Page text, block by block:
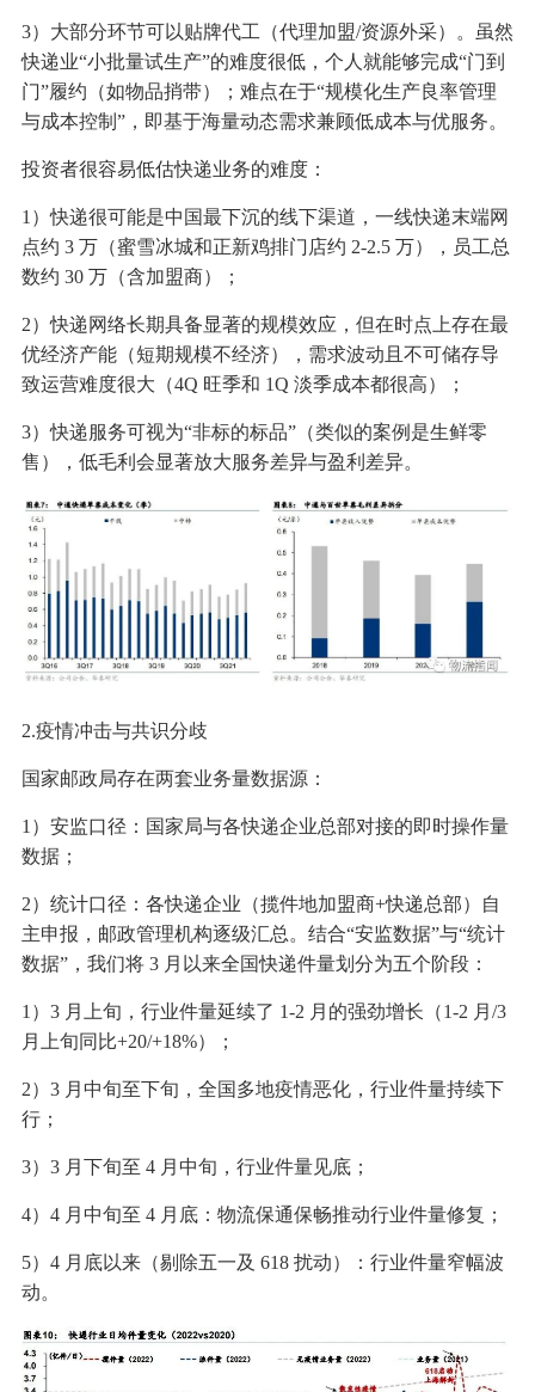
3）大部分环节可以贴牌代工（代理加盟/资源外采）。虽然
快递业“小批量试生产”的难度很低，个人就能够完成“门到
门”履约（如物品捎带）；难点在于“规模化生产良率管理
与成本控制”，即基于海量动态需求兼顾低成本与优服务。
投资者很容易低估快递业务的难度：
1）快递很可能是中国最下沉的线下渠道，一线快递末端网
点约 3 万（蜜雪冰城和正新鸡排门店约 2-2.5 万），员工总
数约 30 万（含加盟商）；
2）快递网络长期具备显著的规模效应，但在时点上存在最
优经济产能（短期规模不经济），需求波动且不可储存导
致运营难度很大（4Q 旺季和 1Q 淡季成本都很高）；
3）快递服务可视为“非标的标品”（类似的案例是生鲜零
售），低毛利会显著放大服务差异与盈利差异。
2.疫情冲击与共识分歧
国家邮政局存在两套业务量数据源：
1）安监口径：国家局与各快递企业总部对接的即时操作量
数据；
2）统计口径：各快递企业（揽件地加盟商+快递总部）自
主申报，邮政管理机构逐级汇总。结合“安监数据”与“统计
数据”，我们将 3 月以来全国快递件量划分为五个阶段：
1）3 月上旬，行业件量延续了 1-2 月的强劲增长（1-2 月/3
月上旬同比+20/+18%）；
2）3 月中旬至下旬，全国多地疫情恶化，行业件量持续下
行；
3）3 月下旬至 4 月中旬，行业件量见底；
4）4 月中旬至 4 月底：物流保通保畅推动行业件量修复；
5）4 月底以来（剔除五一及 618 扰动）：行业件量窄幅波
动。